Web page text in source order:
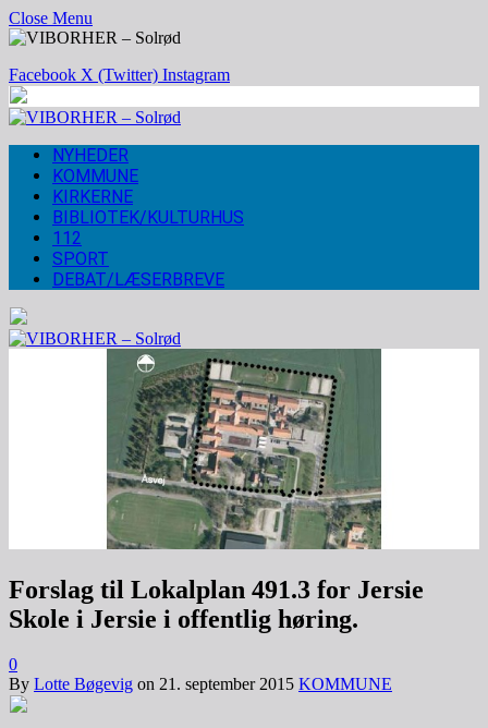
Close Menu
Facebook X (Twitter) Instagram
NYHEDER
KOMMUNE
KIRKERNE
BIBLIOTEK/KULTURHUS
112
SPORT
DEBAT/LÆSERBREVE
Forslag til Lokalplan 491.3 for Jersie
Skole i Jersie i offentlig høring.
0
By Lotte Bøgevig on 21. september 2015 KOMMUNE